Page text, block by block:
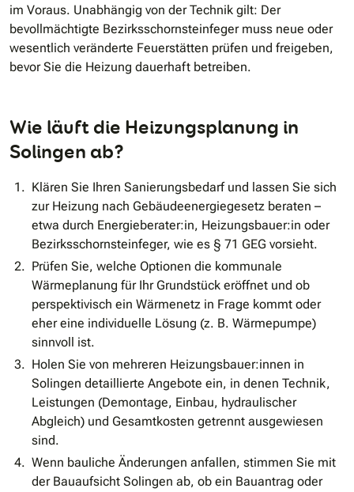
im Voraus. Unabhängig von der Technik gilt: Der
bevollmächtigte Bezirksschornsteinfeger muss neue oder
wesentlich veränderte Feuerstätten prüfen und freigeben,
bevor Sie die Heizung dauerhaft betreiben.
Wie läuft die Heizungsplanung in
Solingen ab?
Klären Sie Ihren Sanierungsbedarf und lassen Sie sich
zur Heizung nach Gebäudeenergiegesetz beraten –
etwa durch Energieberater:in, Heizungsbauer:in oder
Bezirksschornsteinfeger, wie es § 71 GEG vorsieht.
Prüfen Sie, welche Optionen die kommunale
Wärmeplanung für Ihr Grundstück eröffnet und ob
perspektivisch ein Wärmenetz in Frage kommt oder
eher eine individuelle Lösung (z. B. Wärmepumpe)
sinnvoll ist.
Holen Sie von mehreren Heizungsbauer:innen in
Solingen detaillierte Angebote ein, in denen Technik,
Leistungen (Demontage, Einbau, hydraulischer
Abgleich) und Gesamtkosten getrennt ausgewiesen
sind.
Wenn bauliche Änderungen anfallen, stimmen Sie mit
der Bauaufsicht Solingen ab, ob ein Bauantrag oder